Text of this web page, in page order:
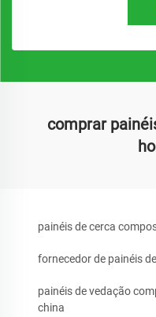
comprar
painéis de cerca
fornecedor de painéis
painéis de vedação
china